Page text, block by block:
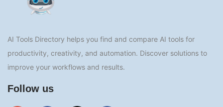
AI Tools Directory helps you find and compare AI tools for
productivity, creativity, and automation. Discover solutions to
improve your workflows and results.
Follow us